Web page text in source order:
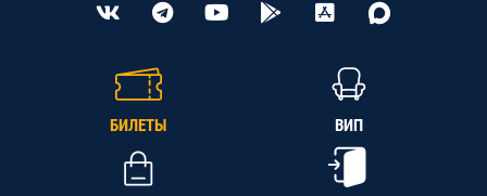
БИЛЕТЫ ВИП